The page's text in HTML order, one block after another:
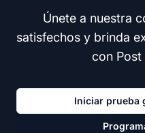
Únete a nuestra
satisfechos y brinda
con Post
Iniciar prueba